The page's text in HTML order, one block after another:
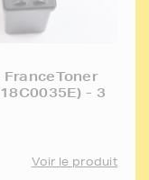
- 3
Voir le produit